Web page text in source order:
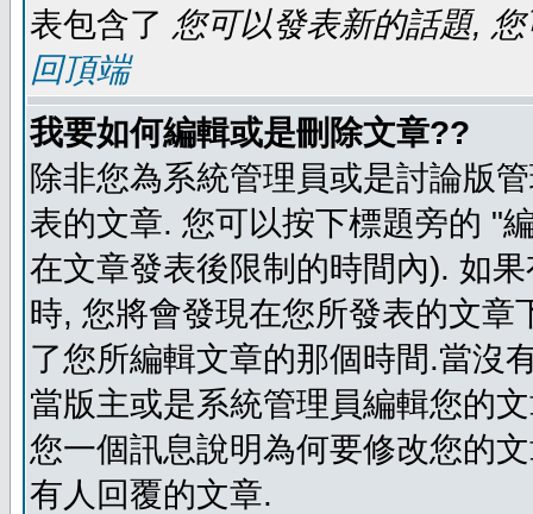
表包含了 您可以發表新的話題,
回頂端
我要如何編輯或是刪除文章??
除非您為系統管理員或是討論版
表的文章. 您可以按下標題旁的 "
在文章發表後限制的時間內). 如
時, 您將會發現在您所發表的文
了您所編輯文章的那個時間.當沒
當版主或是系統管理員編輯您的
您一個訊息說明為何要修改您的
有人回覆的文章.